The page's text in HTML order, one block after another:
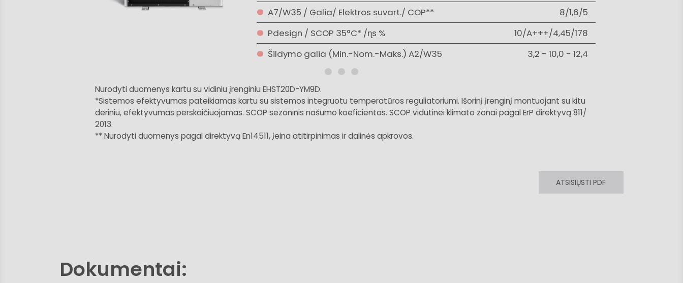
A7/W35 / Galia/ Elektros suvart./ COP**
8/1,6/5
Pdesign / SCOP 35°C* /ɳs %
10/A+++/4,45/178
Šildymo galia (Min.-Nom.-Maks.) A2/W35
3,2 - 10,0 - 12,4
Nurodyti duomenys kartu su vidiniu įrenginiu EHST20D-YM9D.
*Sistemos efektyvumas pateikiamas kartu su sistemos integruotu temperatūros reguliatoriumi. Išorinį įrenginį montuojant su kitu
deriniu, efektyvumas perskaičiuojamas. SCOP sezoninis našumo koeficientas. SCOP vidutinei klimato zonai pagal ErP direktyvą 811/
2013.
** Nurodyti duomenys pagal direktyvą En14511, įeina atitirpinimas ir dalinės apkrovos.
ATSISIŲSTI PDF
Dokumentai: